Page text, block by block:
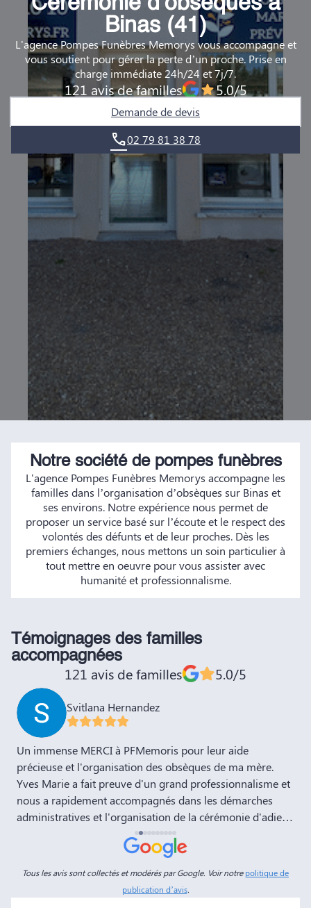
DEMANDE DE RENDEZ-VOUS EN AGENCE
QUI SOMMES-NOUS ?
NOUS REJOINDRE
Binas (41)
L'agence Pompes Funèbres Memorys vous accompagne et
vous soutient pour gérer la perte d’un proche. Prise en
charge immédiate 24h/24 et 7j/7.
121 avis de familles 5.0/5
Demande de devis
02 79 81 38 78
Notre société de pompes funèbres
L'agence Pompes Funèbres Memorys accompagne les
familles dans l’organisation d’obsèques sur Binas et
ses environs. Notre expérience nous permet de
proposer un service basé sur l’écoute et le respect des
volontés des défunts et de leur proches. Dès les
premiers échanges, nous mettons un soin particulier à
tout mettre en oeuvre pour vous assister avec
humanité et professionnalisme.
Témoignages des familles
accompagnées
121 avis de familles 5.0/5
Svitlana Hernandez
Un immense MERCI à PFMemoris pour leur aide
précieuse et l'organisation des obsèques de ma mère.
Yves Marie a fait preuve d'un grand professionnalisme et
nous a rapidement accompagnés dans les démarches
administratives et l'organisation de la cérémonie d'adieu.
Nous souhaitons à votre entreprise prospérité et succès
et la recommandons vivement à tous nos amis et
connaissances. Dans ces moments de deuil, des
personnes comme Yves Marie et Dimitry sont d'un grand
réconfort, et c'est un véritable soulagement de savoir que
Tous les avis sont collectés et modérés par Google. Voir notrepolitique de
publication d’avis.